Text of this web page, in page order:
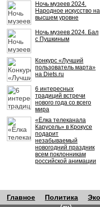
Ночь музеев 2024.
Народное искусство на
высшем уровне
Ночь музеев 2024. Бал
с Пушкиным
Конкурс «Лучший
пользователь марта»
на Diets.ru
6 интересных
традиций встречи
нового года со всего
мира
«Ёлка телеканала
Карусель» в Крокусе
подарит
незабываемый
новогодний праздник
всем поклонникам
российской анимации
Главное Политика